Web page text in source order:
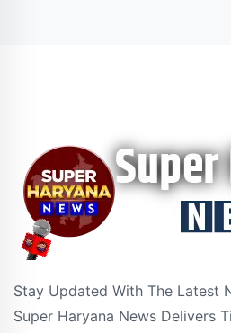
Stay Updated With The Latest
Super Haryana News Delivers